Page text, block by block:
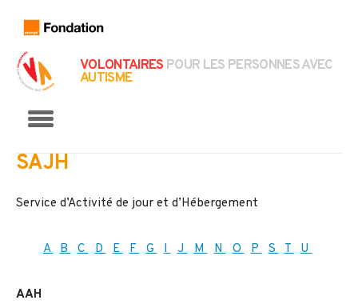
VOLONTAIRES POUR LES PERSONNES AVEC
AUTISME
SAJH
Service d’Activité de jour et d’Hébergement
A B C D E F G I J M N O P S T U
AAH